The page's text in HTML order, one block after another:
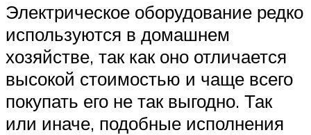
Электрическое оборудование редко
используются в домашнем
хозяйстве, так как оно отличается
высокой стоимостью и чаще всего
покупать его не так выгодно. Так
или иначе, подобные исполнения